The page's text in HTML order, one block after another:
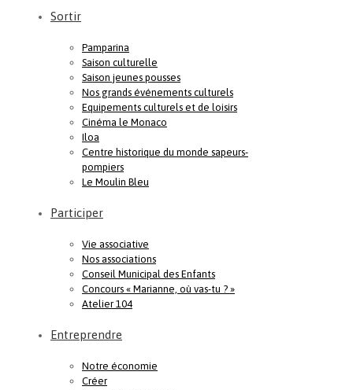
Sortir
Pamparina
Saison culturelle
Saison jeunes pousses
Nos grands événements culturels
Equipements culturels et de loisirs
Cinéma le Monaco
Iloa
Centre historique du monde sapeurs-
pompiers
Le Moulin Bleu
Participer
Vie associative
Nos associations
Conseil Municipal des Enfants
Concours « Marianne, où vas-tu ? »
Atelier 104
Entreprendre
Notre économie
Créer